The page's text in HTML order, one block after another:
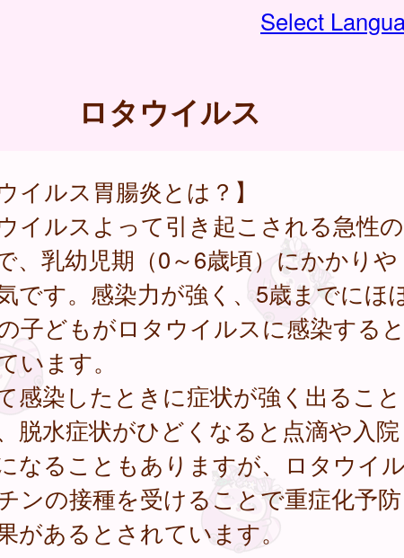
Select
ロタウイルス
イルス胃腸炎とは？】
イルスよって引き起こされる急性の
、乳幼児期（0～6歳頃）にかかりや
です。感染力が強く、5歳までにほ
子どもがロタウイルスに感染すると
います。
感染したときに症状が強く出ること
脱水症状がひどくなると点滴や入院
なることもありますが、ロタウイル
ンの接種を受けることで重症化予防
があるとされています。